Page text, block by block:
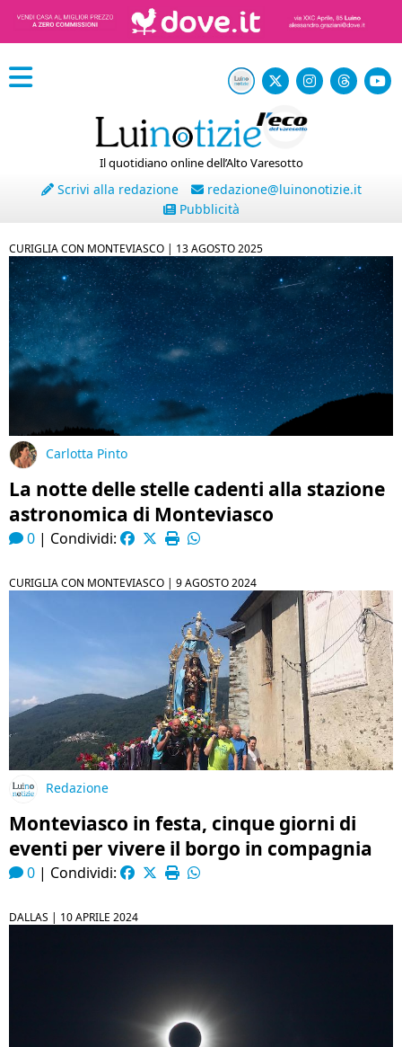
Il quotidiano online dell’Alto Varesotto
Scrivi alla redazione
redazione@luinonotizie.it
Pubblicità
CURIGLIA CON MONTEVIASCO | 13 AGOSTO 2025
Carlotta Pinto
La notte delle stelle cadenti alla stazione
astronomica di Monteviasco
0 | Condividi:
CURIGLIA CON MONTEVIASCO | 9 AGOSTO 2024
Redazione
Monteviasco in festa, cinque giorni di
eventi per vivere il borgo in compagnia
0 | Condividi:
DALLAS | 10 APRILE 2024